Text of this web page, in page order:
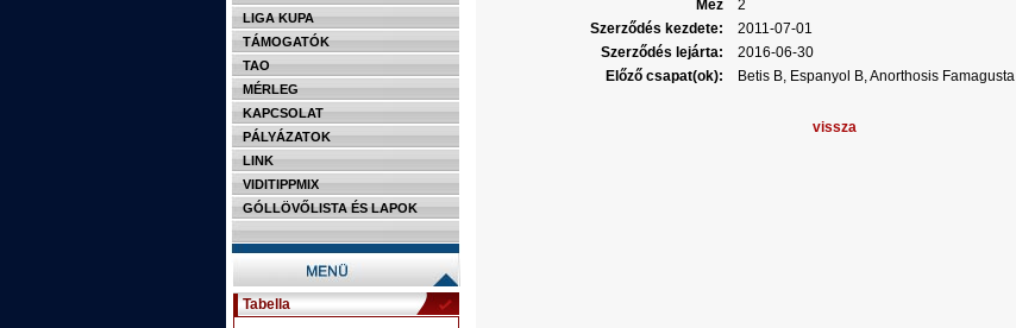
LIGA KUPA
TÁMOGATÓK
TAO
MÉRLEG
KAPCSOLAT
PÁLYÁZATOK
LINK
VIDITIPPMIX
GÓLLÖVŐLISTA ÉS LAPOK
Tabella
Mez
2
Szerződés kezdete:
2011-07-01
Szerződés lejárta:
2016-06-30
Előző csapat(ok):
Betis B, Espanyol B, Anorthosis Famagusta
vissza